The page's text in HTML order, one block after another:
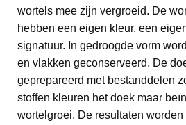
wortels mee zijn vergroeid. De
hebben een eigen kleur, een
signatuur. In gedroogde vorm
en vlakken geconserveerd. De
geprepareerd met bestanddelen
stoffen kleuren het doek maar
wortelgroei. De resultaten